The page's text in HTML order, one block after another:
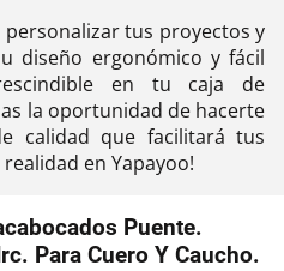
tus proyectos y
diseño ergonómico y fácil
en tu caja de
la oportunidad de hacerte
calidad que facilitará tus
en Yapayoo!
Puente.
Para Cuero Y Caucho.